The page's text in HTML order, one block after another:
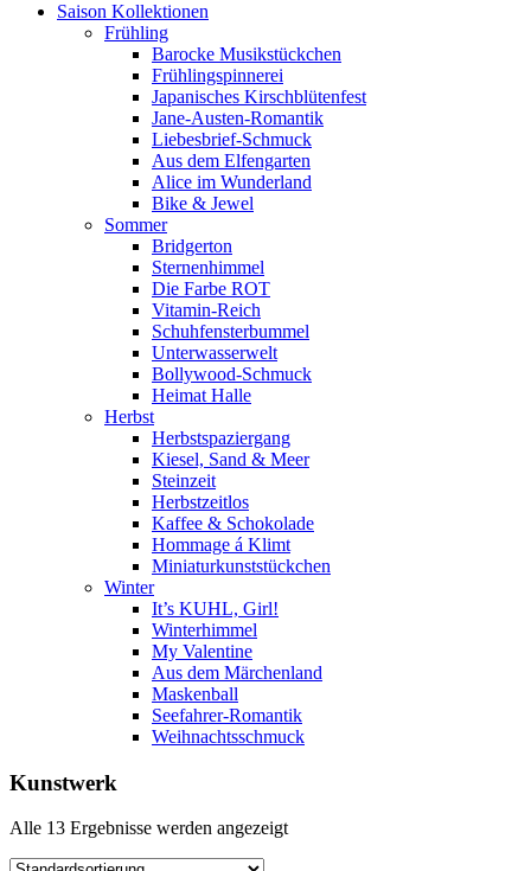
Saison Kollektionen
Frühling
Barocke Musikstückchen
Frühlingspinnerei
Japanisches Kirschblütenfest
Jane-Austen-Romantik
Liebesbrief-Schmuck
Aus dem Elfengarten
Alice im Wunderland
Bike & Jewel
Sommer
Bridgerton
Sternenhimmel
Die Farbe ROT
Vitamin-Reich
Schuhfensterbummel
Unterwasserwelt
Bollywood-Schmuck
Heimat Halle
Herbst
Herbstspaziergang
Kiesel, Sand & Meer
Steinzeit
Herbstzeitlos
Kaffee & Schokolade
Hommage á Klimt
Miniaturkunststückchen
Winter
It’s KUHL, Girl!
Winterhimmel
My Valentine
Aus dem Märchenland
Maskenball
Seefahrer-Romantik
Weihnachtsschmuck
Kunstwerk
Alle 13 Ergebnisse werden angezeigt